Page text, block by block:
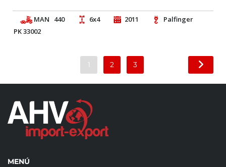
MAN 440 6x4 2011
Palfinger
PK 33002
1 2 3
MENÚ